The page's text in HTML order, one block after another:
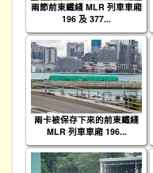
兩節前東鐵綫 MLR 列車車廂
196 及 377...
兩卡被保存下來的前東鐵綫
MLR 列車車廂 196...